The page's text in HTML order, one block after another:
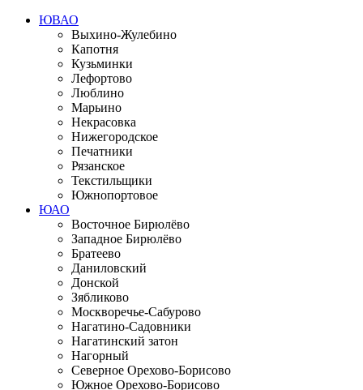
ЮВАО
Выхино-Жулебино
Капотня
Кузьминки
Лефортово
Люблино
Марьино
Некрасовка
Нижегородское
Печатники
Рязанское
Текстильщики
Южнопортовое
ЮАО
Восточное Бирюлёво
Западное Бирюлёво
Братеево
Даниловский
Донской
Зябликово
Москворечье-Сабурово
Нагатино-Садовники
Нагатинский затон
Нагорный
Северное Орехово-Борисово
Южное Орехово-Борисово